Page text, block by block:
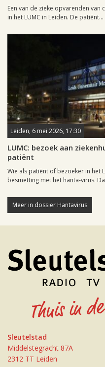
Een van de zieke opvarenden van
in het LUMC in Leiden. De patiënt...
Leiden, 6 mei 2026, 17:30
LUMC: bezoek aan
patiënt
Wie als patiënt of bezoeker in het
besmetting met het hanta-virus.
Meer in dossier Hantavirus
Sleutelstad
Middelstegracht 87A
2312 TT Leiden